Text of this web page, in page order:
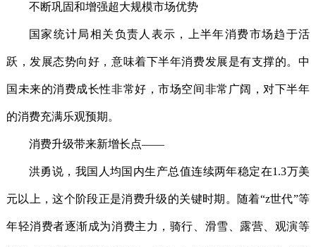
不断巩固和增强超大规模市场优势
国家统计局相关负责人表示，上半年消费市场趋于活
跃，发展态势向好，意味着下半年消费发展是有支撑的。中
国未来的消费成长性非常好，市场空间非常广阔，对下半年
的消费充满乐观预期。
消费升级带来新增长点——
洪勇说，我国人均国内生产总值连续两年稳定在1.3万美
元以上，这个阶段正是消费升级的关键时期。随着“z世代”等
年轻消费者逐渐成为消费主力，骑行、滑雪、露营、观演等